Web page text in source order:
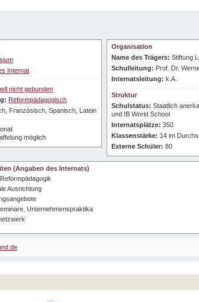
Internat
nicht gebunden
Reformpädagogisch
Französisch, Spanisch, Latein
möglich
Organisation
Name des Trägers: Stiftung
Schulleitung: Prof. Dr.
Internatsleitung: k.A.
Struktur
Schulstatus: Staatlich
und IB World School
Internatsplätze: 350
Klassenstärke: 14 im
Externe Schüler: 80
(Angaben des Internats)
Ausrichtung
Unternehmenspraktika